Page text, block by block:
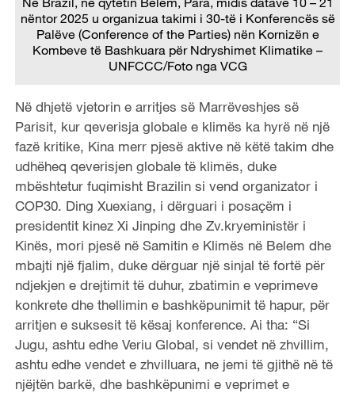
nëntor 2025 u organizua takimi i 30-të i Konferencës së
Palëve (Conference of the Parties) nën Kornizën e
Kombeve të Bashkuara për Ndryshimet Klimatike –
UNFCCC/Foto nga VCG
Në dhjetë vjetorin e arritjes së Marrëveshjes së
Parisit, kur qeverisja globale e klimës ka hyrë në një
fazë kritike, Kina merr pjesë aktive në këtë takim dhe
udhëheq qeverisjen globale të klimës, duke
mbështetur fuqimisht Brazilin si vend organizator i
COP30. Ding Xuexiang, i dërguari i posaçëm i
presidentit kinez Xi Jinping dhe Zv.kryeministër i
Kinës, mori pjesë në Samitin e Klimës në Belem dhe
mbajti një fjalim, duke dërguar një sinjal të fortë për
ndjekjen e drejtimit të duhur, zbatimin e veprimeve
konkrete dhe thellimin e bashkëpunimit të hapur, për
arritjen e suksesit të kësaj konference. Ai tha: “Si
Jugu, ashtu edhe Veriu Global, si vendet në zhvillim,
ashtu edhe vendet e zhvilluara, ne jemi të gjithë në të
njëjtën barkë, dhe bashkëpunimi e veprimet e